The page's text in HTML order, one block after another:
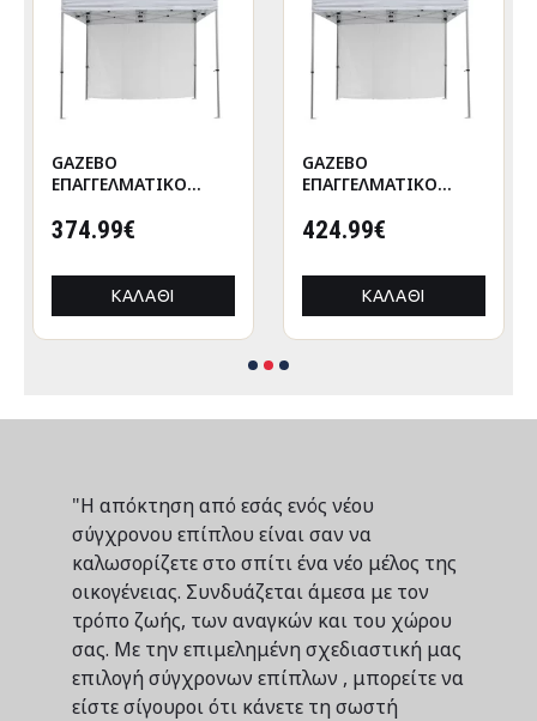
GAZEBO
ΕΠΑΓΓΕΛΜΑΤΙΚΟ
CRESSEN HM21097
ΑΛΟΥΜΙΝΙΟΥ
3x3x3,4Yμ
374.99€
ΚΑΛΆΘΙ
GAZEBO
ΕΠΑΓΓΕΛΜΑΤΙΚΟ
CRESSEN HM21097.01
ΑΛΟΥΜΙΝΙΟΥ
3x3x3,4Yεκ
424.99€
ΚΑΛΆΘΙ
"Η απόκτηση από εσάς ενός νέου
σύγχρονου επίπλου είναι σαν να
καλωσορίζετε στο σπίτι ένα νέο μέλος της
οικογένειας. Συνδυάζεται άμεσα με τον
τρόπο ζωής, των αναγκών και του χώρου
σας. Με την επιμελημένη σχεδιαστική μας
επιλογή σύγχρονων επίπλων , μπορείτε να
είστε σίγουροι ότι κάνετε τη σωστή